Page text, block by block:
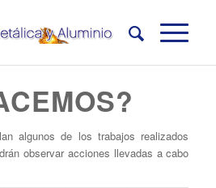
algunos de los trabajos realizados
observar acciones llevadas a cabo